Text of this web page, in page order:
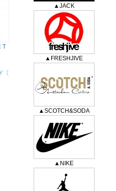
T
〔
▲JACK
▲FRESHJIVE
▲SCOTCH&SODA
▲NIKE